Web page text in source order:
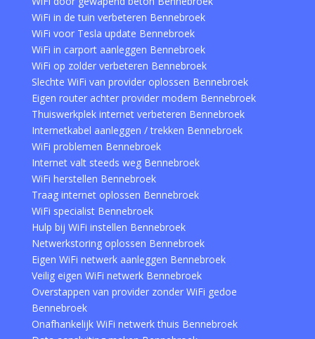
WiFi in de tuin verbeteren Bennebroek
WiFi voor Tesla update Bennebroek
WiFi in carport aanleggen Bennebroek
WiFi op zolder verbeteren Bennebroek
Slechte WiFi van provider oplossen Bennebroek
Eigen router achter provider modem Bennebroek
Thuiswerkplek internet verbeteren Bennebroek
Internetkabel aanleggen / trekken Bennebroek
WiFi problemen Bennebroek
Internet valt steeds weg Bennebroek
WiFi herstellen Bennebroek
Traag internet oplossen Bennebroek
WiFi specialist Bennebroek
Hulp bij WiFi instellen Bennebroek
Netwerkstoring oplossen Bennebroek
Eigen WiFi netwerk aanleggen Bennebroek
Veilig eigen WiFi netwerk Bennebroek
Overstappen van provider zonder WiFi gedoe
Bennebroek
Onafhankelijk WiFi netwerk thuis Bennebroek